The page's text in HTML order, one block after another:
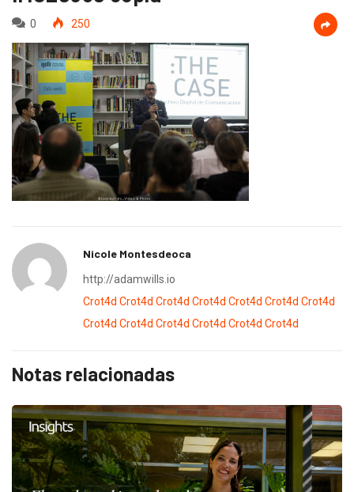
0 250
Nicole Montesdeoca
http://adamwills.io
Crot4d Crot4d Crot4d Crot4d Crot4d Crot4d Crot4d
Crot4d Crot4d Crot4d Crot4d Crot4d Crot4d
Notas relacionadas